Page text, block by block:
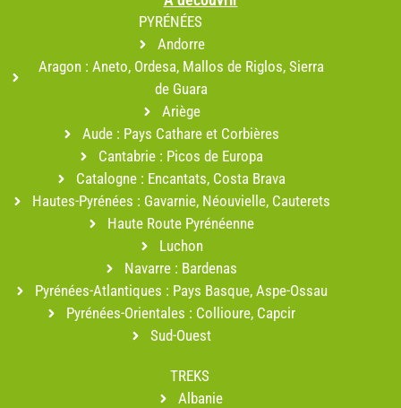
PYRÉNÉES
Andorre
Aragon : Aneto, Ordesa, Mallos de Riglos, Sierra
de Guara
Ariège
Aude : Pays Cathare et Corbières
Cantabrie : Picos de Europa
Catalogne : Encantats, Costa Brava
Hautes-Pyrénées : Gavarnie, Néouvielle, Cauterets
Haute Route Pyrénéenne
Luchon
Navarre : Bardenas
Pyrénées-Atlantiques : Pays Basque, Aspe-Ossau
Pyrénées-Orientales : Collioure, Capcir
Sud-Ouest
TREKS
Albanie